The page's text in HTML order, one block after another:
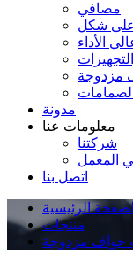
مصافي
الأداء
مزدوجة
مدونة
معلومات عنا
شركتنا
المعمل
اتصل بنا
الرئيسية
منتجات
حواف مزدوجة